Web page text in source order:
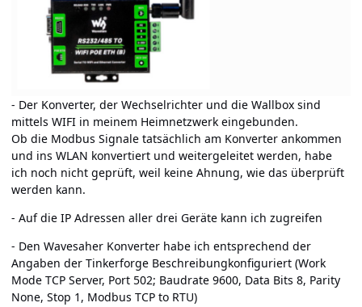
- Der Konverter, der Wechselrichter und die Wallbox sind
mittels WIFI in meinem Heimnetzwerk eingebunden.
Ob die Modbus Signale tatsächlich am Konverter ankommen
und ins WLAN konvertiert und weitergeleitet werden, habe
ich noch nicht geprüft, weil keine Ahnung, wie das überprüft
werden kann.
- Auf die IP Adressen aller drei Geräte kann ich zugreifen
- Den Wavesaher Konverter habe ich entsprechend der
Angaben der Tinkerforge Beschreibungkonfiguriert (Work
Mode TCP Server, Port 502; Baudrate 9600, Data Bits 8, Parity
None, Stop 1, Modbus TCP to RTU)